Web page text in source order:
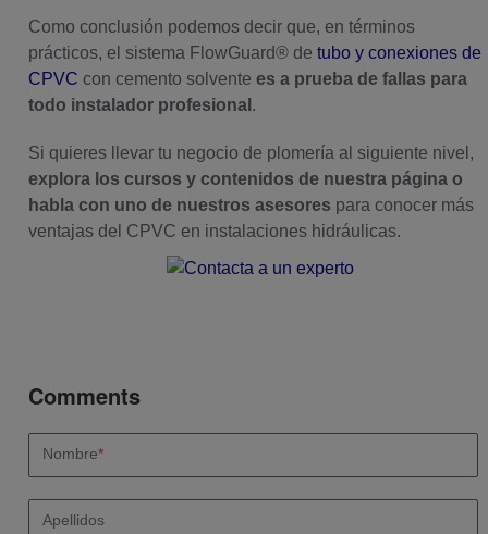
Como conclusión podemos decir que, en términos
prácticos, el sistema FlowGuard® detubo y conexiones de
CPVC con cemento solventees a prueba de fallas para
todo instalador profesional .
Si quieres llevar tu negocio de plomería al siguiente nivel,
explora los cursos y contenidos de nuestra página o
habla con uno de nuestros asesores para conocer más
ventajas del CPVC en instalaciones hidráulicas.
Nombre*
Apellidos